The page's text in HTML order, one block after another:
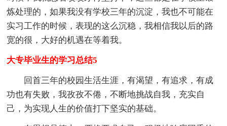
炼处理的，如果我没有学校三年的沉淀，我也不可能在
实习工作的时候，表现的这么沉稳，我相信我以后的路
宽的很，大好的机遇在等着我。
大专毕业生的学习总结5
回首三年的校园生活生涯，有渴望，有追求，有成
功也有失败，我孜孜不倦，不断地挑战自我，充实自
己，为实现人生的价值打下坚实的基础。